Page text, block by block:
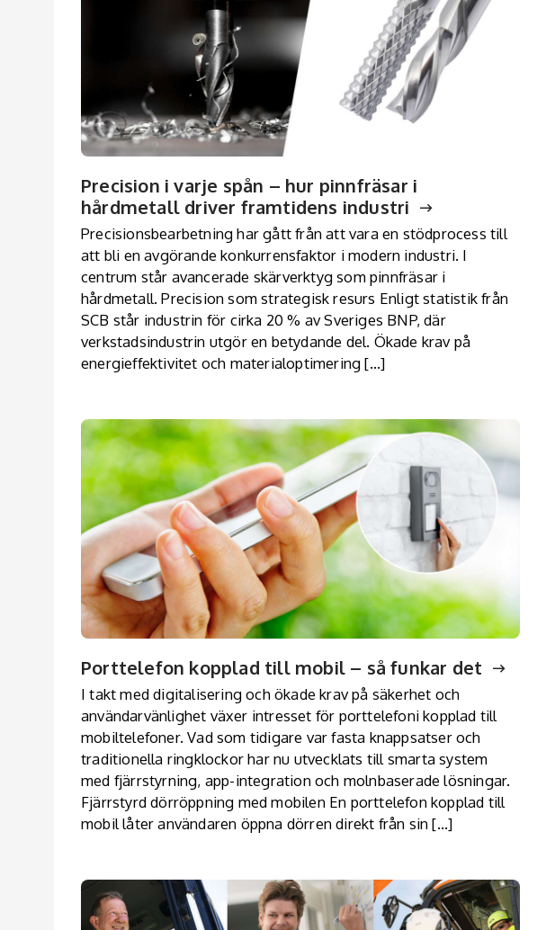
Precision i varje spån – hur pinnfräsar i
hårdmetall driver framtidens industri
Precisionsbearbetning har gått från att vara en stödprocess till
att bli en avgörande konkurrensfaktor i modern industri. I
centrum står avancerade skärverktyg som pinnfräsar i
hårdmetall. Precision som strategisk resurs Enligt statistik från
SCB står industrin för cirka 20 % av Sveriges BNP, där
verkstadsindustrin utgör en betydande del. Ökade krav på
energieffektivitet och materialoptimering […]
Porttelefon kopplad till mobil – så funkar det
I takt med digitalisering och ökade krav på säkerhet och
användarvänlighet växer intresset för porttelefoni kopplad till
mobiltelefoner. Vad som tidigare var fasta knappsatser och
traditionella ringklockor har nu utvecklats till smarta system
med fjärrstyrning, app-integration och molnbaserade lösningar.
Fjärrstyrd dörröppning med mobilen En porttelefon kopplad till
mobil låter användaren öppna dörren direkt från sin […]